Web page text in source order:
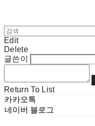
Edit
Delete
글쓴이
Return To List
카카오톡
네이버 블로그